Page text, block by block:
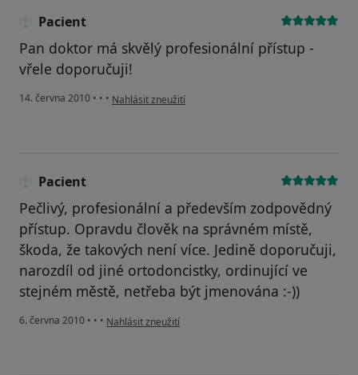
Pacient
Pan doktor má skvělý profesionální přístup -
vřele doporučuji!
14. června 2010 • • • podle názoru uživatele Pacient
Nahlásit zneužití
Pacient
Pečlivý, profesionální a především zodpovědný
přístup. Opravdu člověk na správném místě,
škoda, že takových není více. Jedině doporučuji,
narozdíl od jiné ortodoncistky, ordinující ve
stejném městě, netřeba být jmenována :-))
6. června 2010 • • • podle názoru uživatele Pacient
Nahlásit zneužití